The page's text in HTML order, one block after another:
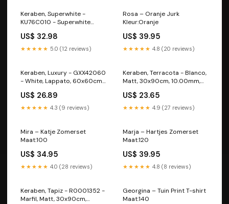
Keraben, Superwhite -
KU76C010 - Superwhite
10.00mm, Rett. Lavica
US$ 32.98
★★★★★ 5.0 (12 reviews)
Rosa – Oranje Jurk
Kleur:Oranje
US$ 39.95
★★★★★ 4.8 (20 reviews)
Keraben, Luxury - GXX42060
- White, Lappato, 60x60cm,
Mediterraneo
US$ 26.89
★★★★★ 4.3 (9 reviews)
Keraben, Terracota - Blanco,
Matt, 30x90cm, 10.00mm,
US$ 23.65
★★★★★ 4.9 (27 reviews)
Mira – Katje Zomerset
Maat:100
US$ 34.95
★★★★★ 4.0 (28 reviews)
Marja – Hartjes Zomerset
Maat:120
US$ 39.95
★★★★★ 4.8 (8 reviews)
Keraben, Tapiz - R0001352 -
Marfil, Matt, 30x90cm,
Georgina – Tuin Print T-shirt
Maat:140